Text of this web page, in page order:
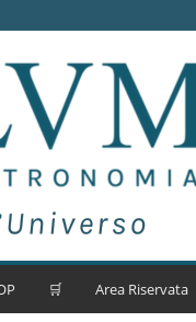
🛒 Area Riservata